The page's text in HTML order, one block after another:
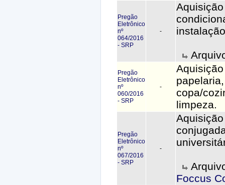
Pregão
Eletrônico
nº
064/2016
- SRP
-
Pregão
Eletrônico
nº
060/2016
- SRP
-
copa/
limpeza.
Pregão
Eletrônico
nº
067/2016
- SRP
-
Foccus